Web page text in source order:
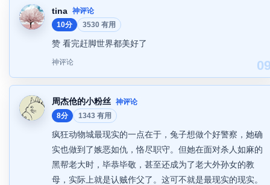
tina 神评论
10分
3530 有用
赞 看完赶脚世界都美好了
神评论
周杰伧的小粉丝 神评论
8分
1343 有用
疯狂动物城最现实的一点在于，兔子想做个好警察，她确
实也做到了嫉恶如仇，恪尽职守。但她在面对杀人如麻的
黑帮老大时，毕恭毕敬，甚至还成为了老大外孙女的教
母，实际上就是认贼作父了。这可不就是最现实的现实。